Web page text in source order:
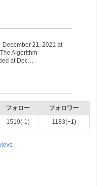
December 21, 2021 at
Algorithm
at Dec…
フォロー
フォロワー
1519(-1) 1183(+1)